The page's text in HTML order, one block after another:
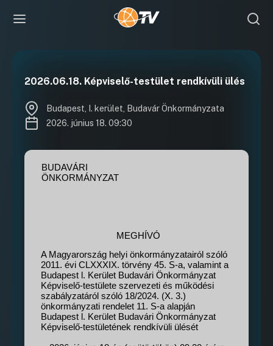
2026.06.18. Képviselő-testület rendkívüli ülés
Budapest, I. kerület, Budavár Önkormányzata
2026. június 18. 09:30
BUDAVÁRI
ÖNKORMÁNYZAT
MEGHÍVÓ
A Magyarország helyi önkormányzatairól szóló
2011. évi CLXXXIX. törvény 45. S-a, valamint a
Budapest l. Kerület Budavári Önkormányzat
Képviselő-testülete szervezeti és működési
szabályzatáról szóló 18/2024. (X. 3.)
önkormányzati rendelet 11. S-a alapján
Budapest l. Kerület Budavári Önkormányzat
Képviselő-testületének rendkívüli ülését